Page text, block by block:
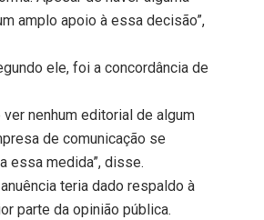
amplo apoio à essa decisão”,
ele, foi a concordância de
ver nenhum editorial de algum
de comunicação se
essa medida”, disse.
teria dado respaldo à
parte da opinião pública.